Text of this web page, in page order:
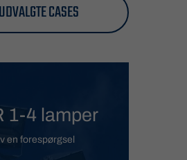
CASES
1-4 lamper
en forespørgsel